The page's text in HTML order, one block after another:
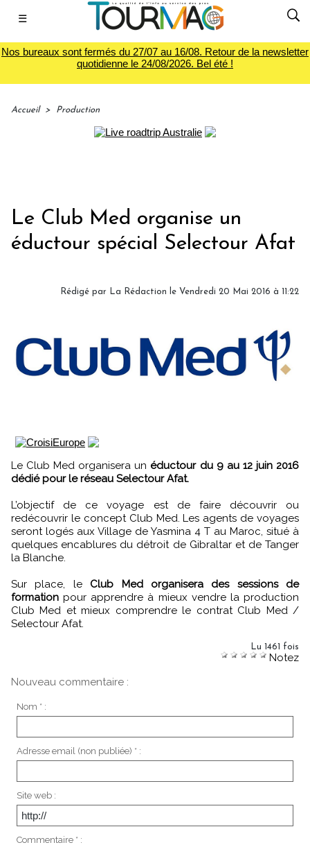
☰
Nos bureaux sont fermés du 27/07 au 16/08. Retour de la newsletter
quotidienne le 24/08/2026. Bel été !
Accueil > Production
Le Club Med organise un
éductour spécial Selectour Afat
Rédigé par La Rédaction le Vendredi 20 Mai 2016 à 11:22
Le Club Med organisera un éductour du 9 au 12 juin 2016
dédié pour le réseau Selectour Afat.
L’objectif de ce voyage est de faire découvrir ou
redécouvrir le concept Club Med. Les agents de voyages
seront logés aux Village de Yasmina 4 T au Maroc, situé à
quelques encablures du détroit de Gibraltar et de Tanger
la Blanche.
Sur place, le Club Med organisera des sessions de
formation pour apprendre à mieux vendre la production
Club Med et mieux comprendre le contrat Club Med /
Selectour Afat.
Lu 1461 fois
Notez
Nouveau commentaire :
Nom * :
Adresse email (non publiée) * :
Site web :
Commentaire * :